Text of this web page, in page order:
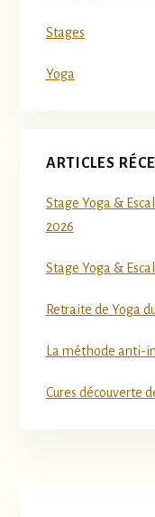
Stages
Yoga
ARTICLES
Stage Yoga &
2026
Stage Yoga &
Retraite de Yoga
La méthode anti-
Cures découverte